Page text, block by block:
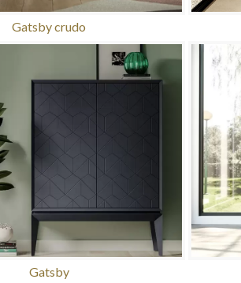
Gatsby crudo
Gatsby